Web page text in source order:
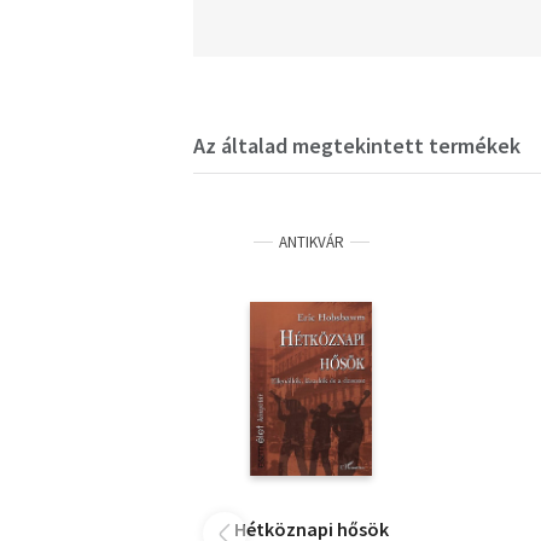
Az általad megtekintett termékek
ANTIKVÁR
Hétköznapi hősök